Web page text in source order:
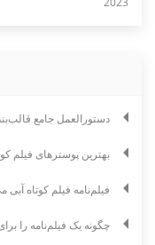
دستورالعمل جامع
بهترین پوسترهای فیلم
فیلم‌نامه فیلم کوتاه
چگونه یک فیلم‌نامه را